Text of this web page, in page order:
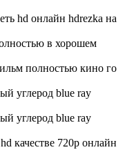
hd онлайн hdrezka на
в хорошем
полностью кино го
углерод blue ray
углерод blue ray
качестве 720p онлайн